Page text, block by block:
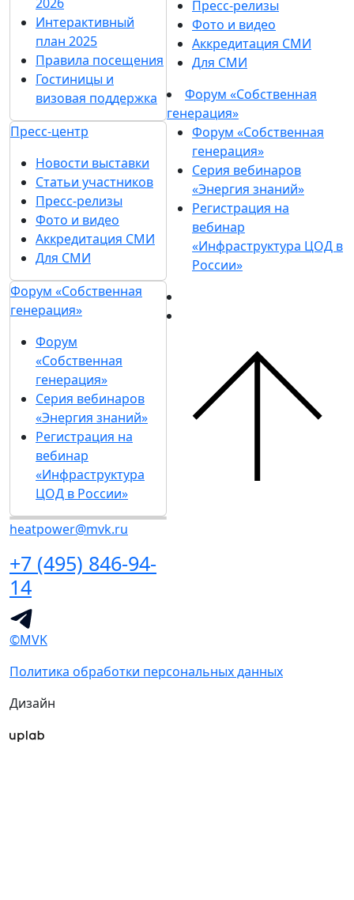
Интерактивный
план 2025
Правила посещения
Гостиницы и
визовая поддержка
Пресс-центр
Новости выставки
Статьи участников
Пресс-релизы
Фото и видео
Аккредитация СМИ
Для СМИ
Форум «Собственная
генерация»
Форум
«Собственная
генерация»
Серия вебинаров
«Энергия знаний»
Регистрация на
вебинар
«Инфраструктура
ЦОД в России»
heatpower@mvk.ru
+7 (495) 846-94-
14
Пресс-релизы
Фото и видео
Аккредитация СМИ
Для СМИ
Форум «Собственная
генерация»
Форум «Собственная
генерация»
Серия вебинаров
«Энергия знаний»
Регистрация на
вебинар
«Инфраструктура ЦОД в
России»
©MVK
Политика обработки персональных данных
Дизайн